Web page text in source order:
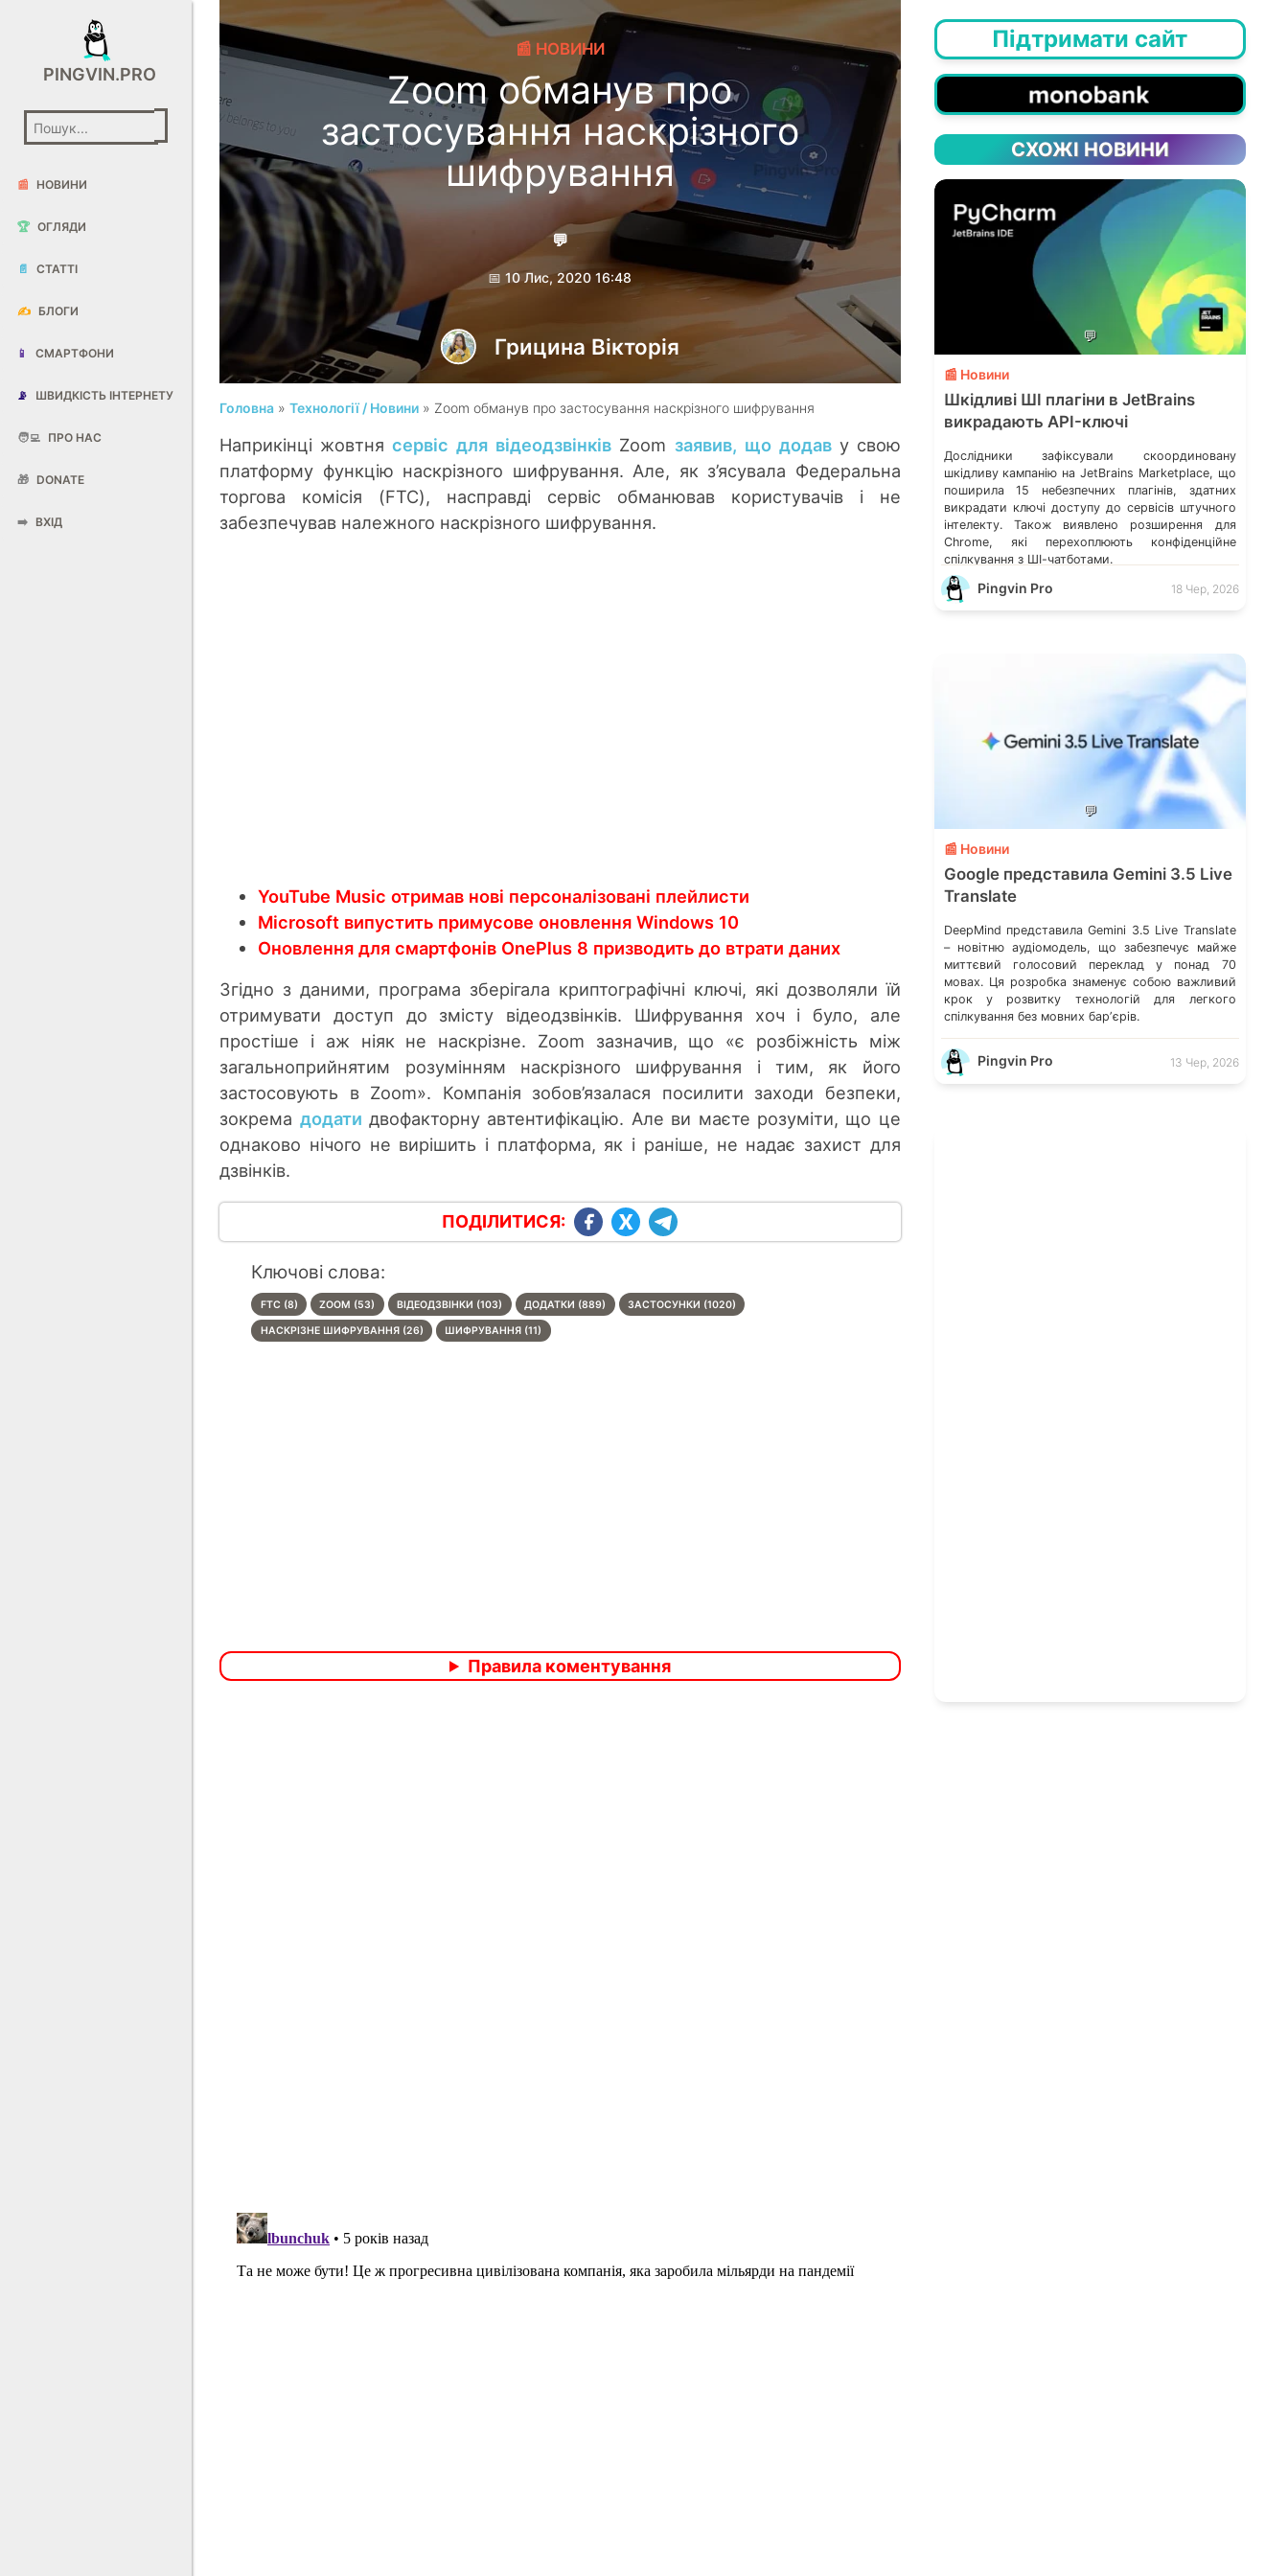
PINGVIN.PRO
📰 НОВИНИ
🏆 ОГЛЯДИ
📄 СТАТТІ
✍️ БЛОГИ
📱 СМАРТФОНИ
📡 ШВИДКІСТЬ ІНТЕРНЕТУ
🧑‍💻 ПРО НАС
🎁 DONATE
➡️ ВХІД
📰 НОВИНИ
Zoom обманув про
застосування наскрізного
шифрування
💬
📅 10 Лис, 2020 16:48
Грицина Вікторія
Головна »Технології / Новини » Zoom обманув про застосування наскрізного шифрування
Наприкінці жовтнясервіс для відеодзвінків Zoom заявив, що додаву свою
платформу функцію наскрізного шифрування. Але, як з’ясувала Федеральна
торгова комісія (FTC), насправді сервіс обманював користувачів і не
забезпечував належного наскрізного шифрування.
YouTube Music отримав нові персоналізовані плейлисти
Microsoft випустить примусове оновлення Windows 10
Оновлення для смартфонів OnePlus 8 призводить до втрати даних
Згідно з даними, програма зберігала криптографічні ключі, які дозволяли їй
отримувати доступ до змісту відеодзвінків. Шифрування хоч і було, але
простіше і аж ніяк не наскрізне. Zoom зазначив, що «є розбіжність між
загальноприйнятим розумінням наскрізного шифрування і тим, як його
застосовують в Zооm». Компанія зобов’язалася посилити заходи безпеки,
зокрема додати двофакторну автентифікацію. Але ви маєте розуміти, що це
однаково нічого не вирішить і платформа, як і раніше, не надає захист для
дзвінків.
ПОДІЛИТИСЯ:
Ключові слова:
FTC (8) ZOOM (53) ВІДЕОДЗВІНКИ (103) ДОДАТКИ (889) ЗАСТОСУНКИ (1020)
НАСКРІЗНЕ ШИФРУВАННЯ (26) ШИФРУВАННЯ (11)
Правила коментування
Підтримати сайт
СХОЖІ НОВИНИ
💬
📰 Новини
Шкідливі ШІ плагіни в JetBrains
викрадають API-ключі
Дослідники зафіксували скоординовану
шкідливу кампанію на JetBrains Marketplace, що
поширила 15 небезпечних плагінів, здатних
викрадати ключі доступу до сервісів штучного
інтелекту. Також виявлено розширення для
Chrome, які перехоплюють конфіденційне
спілкування з ШІ-чатботами.
Pingvin Pro 18 Чер, 2026
💬
📰 Новини
Google представила Gemini 3.5 Live
Translate
DeepMind представила Gemini 3.5 Live Translate
– новітню аудіомодель, що забезпечує майже
миттєвий голосовий переклад у понад 70
мовах. Ця розробка знаменує собою важливий
крок у розвитку технологій для легкого
спілкування без мовних барʼєрів.
Pingvin Pro 13 Чер, 2026